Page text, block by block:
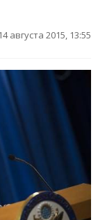
августа 2015, 13:55